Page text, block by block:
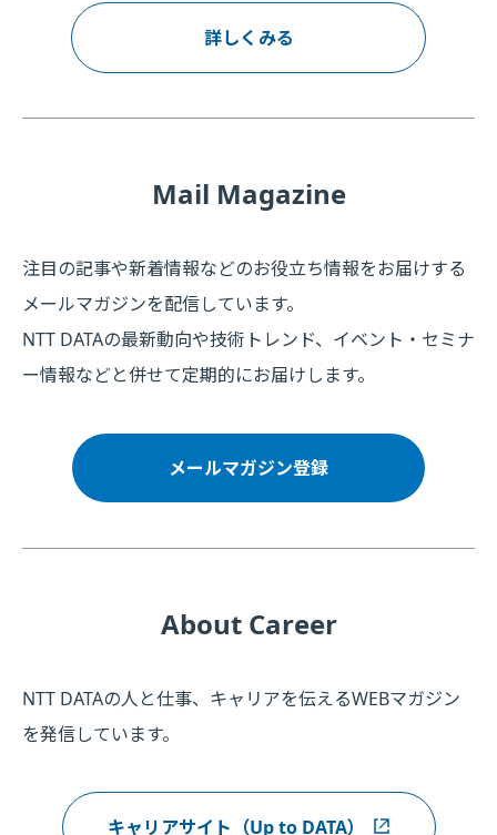
詳しくみる
Mail Magazine
注目の記事や新着情報などのお役立ち情報をお届けする
メールマガジンを配信しています。
NTT DATAの最新動向や技術トレンド、イベント・セミナ
ー情報などと併せて定期的にお届けします。
メールマガジン登録
About Career
NTT DATAの人と仕事、キャリアを伝えるWEBマガジン
を発信しています。
キャリアサイト（Up to DATA）